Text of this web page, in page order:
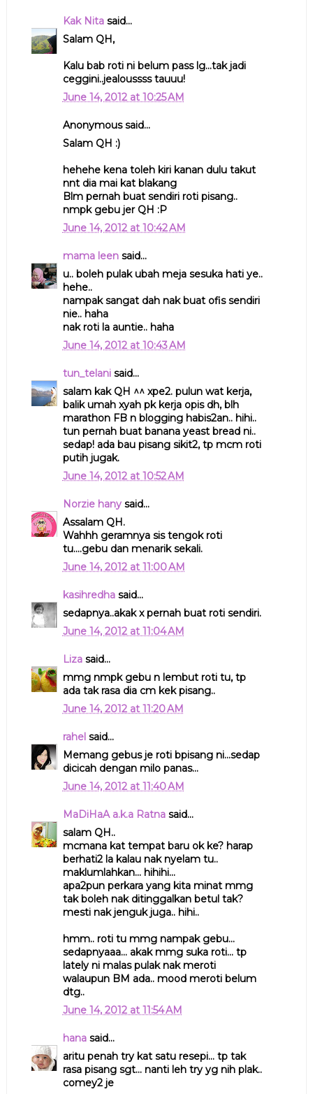
Kak Nitasaid...
Salam QH,
Kalu bab roti ni belum pass lg...tak jadi
ceggini..jealoussss tauuu!
June 14, 2012 at 10:25 AM
Anonymous said...
Salam QH :)
hehehe kena toleh kiri kanan dulu takut
nnt dia mai kat blakang
Blm pernah buat sendiri roti pisang..
nmpk gebu jer QH :P
June 14, 2012 at 10:42 AM
mama leensaid...
u.. boleh pulak ubah meja sesuka hati ye..
hehe..
nampak sangat dah nak buat ofis sendiri
nie.. haha
nak roti la auntie.. haha
June 14, 2012 at 10:43 AM
tun_telanisaid...
salam kak QH ^^ xpe2. pulun wat kerja,
balik umah xyah pk kerja opis dh, blh
marathon FB n blogging habis2an.. hihi..
tun pernah buat banana yeast bread ni..
sedap! ada bau pisang sikit2, tp mcm roti
putih jugak.
June 14, 2012 at 10:52 AM
Norzie hanysaid...
Assalam QH.
Wahhh geramnya sis tengok roti
tu....gebu dan menarik sekali.
June 14, 2012 at 11:00 AM
kasihredhasaid...
sedapnya..akak x pernah buat roti sendiri.
June 14, 2012 at 11:04 AM
Lizasaid...
mmg nmpk gebu n lembut roti tu, tp
ada tak rasa dia cm kek pisang..
June 14, 2012 at 11:20 AM
rahelsaid...
Memang gebus je roti bpisang ni...sedap
dicicah dengan milo panas...
June 14, 2012 at 11:40 AM
MaDiHaA a.k.a Ratnasaid...
salam QH..
mcmana kat tempat baru ok ke? harap
berhati2 la kalau nak nyelam tu..
maklumlahkan... hihihi...
apa2pun perkara yang kita minat mmg
tak boleh nak ditinggalkan betul tak?
mesti nak jenguk juga.. hihi..
hmm.. roti tu mmg nampak gebu...
sedapnyaaa... akak mmg suka roti... tp
lately ni malas pulak nak meroti
walaupun BM ada.. mood meroti belum
dtg..
June 14, 2012 at 11:54 AM
hanasaid...
aritu penah try kat satu resepi... tp tak
rasa pisang sgt... nanti leh try yg nih plak..
comey2 je